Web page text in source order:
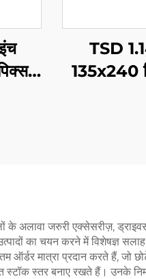
TSD
135x240
के अलावा जरुरी एक्सेसरीज़,
का चयन करने में विशेषज्ञ सलाह
ऑर्डर मात्रा प्रदान करते हैं, जो
स्टॉक स्तर बनाए रखते हैं। उनके